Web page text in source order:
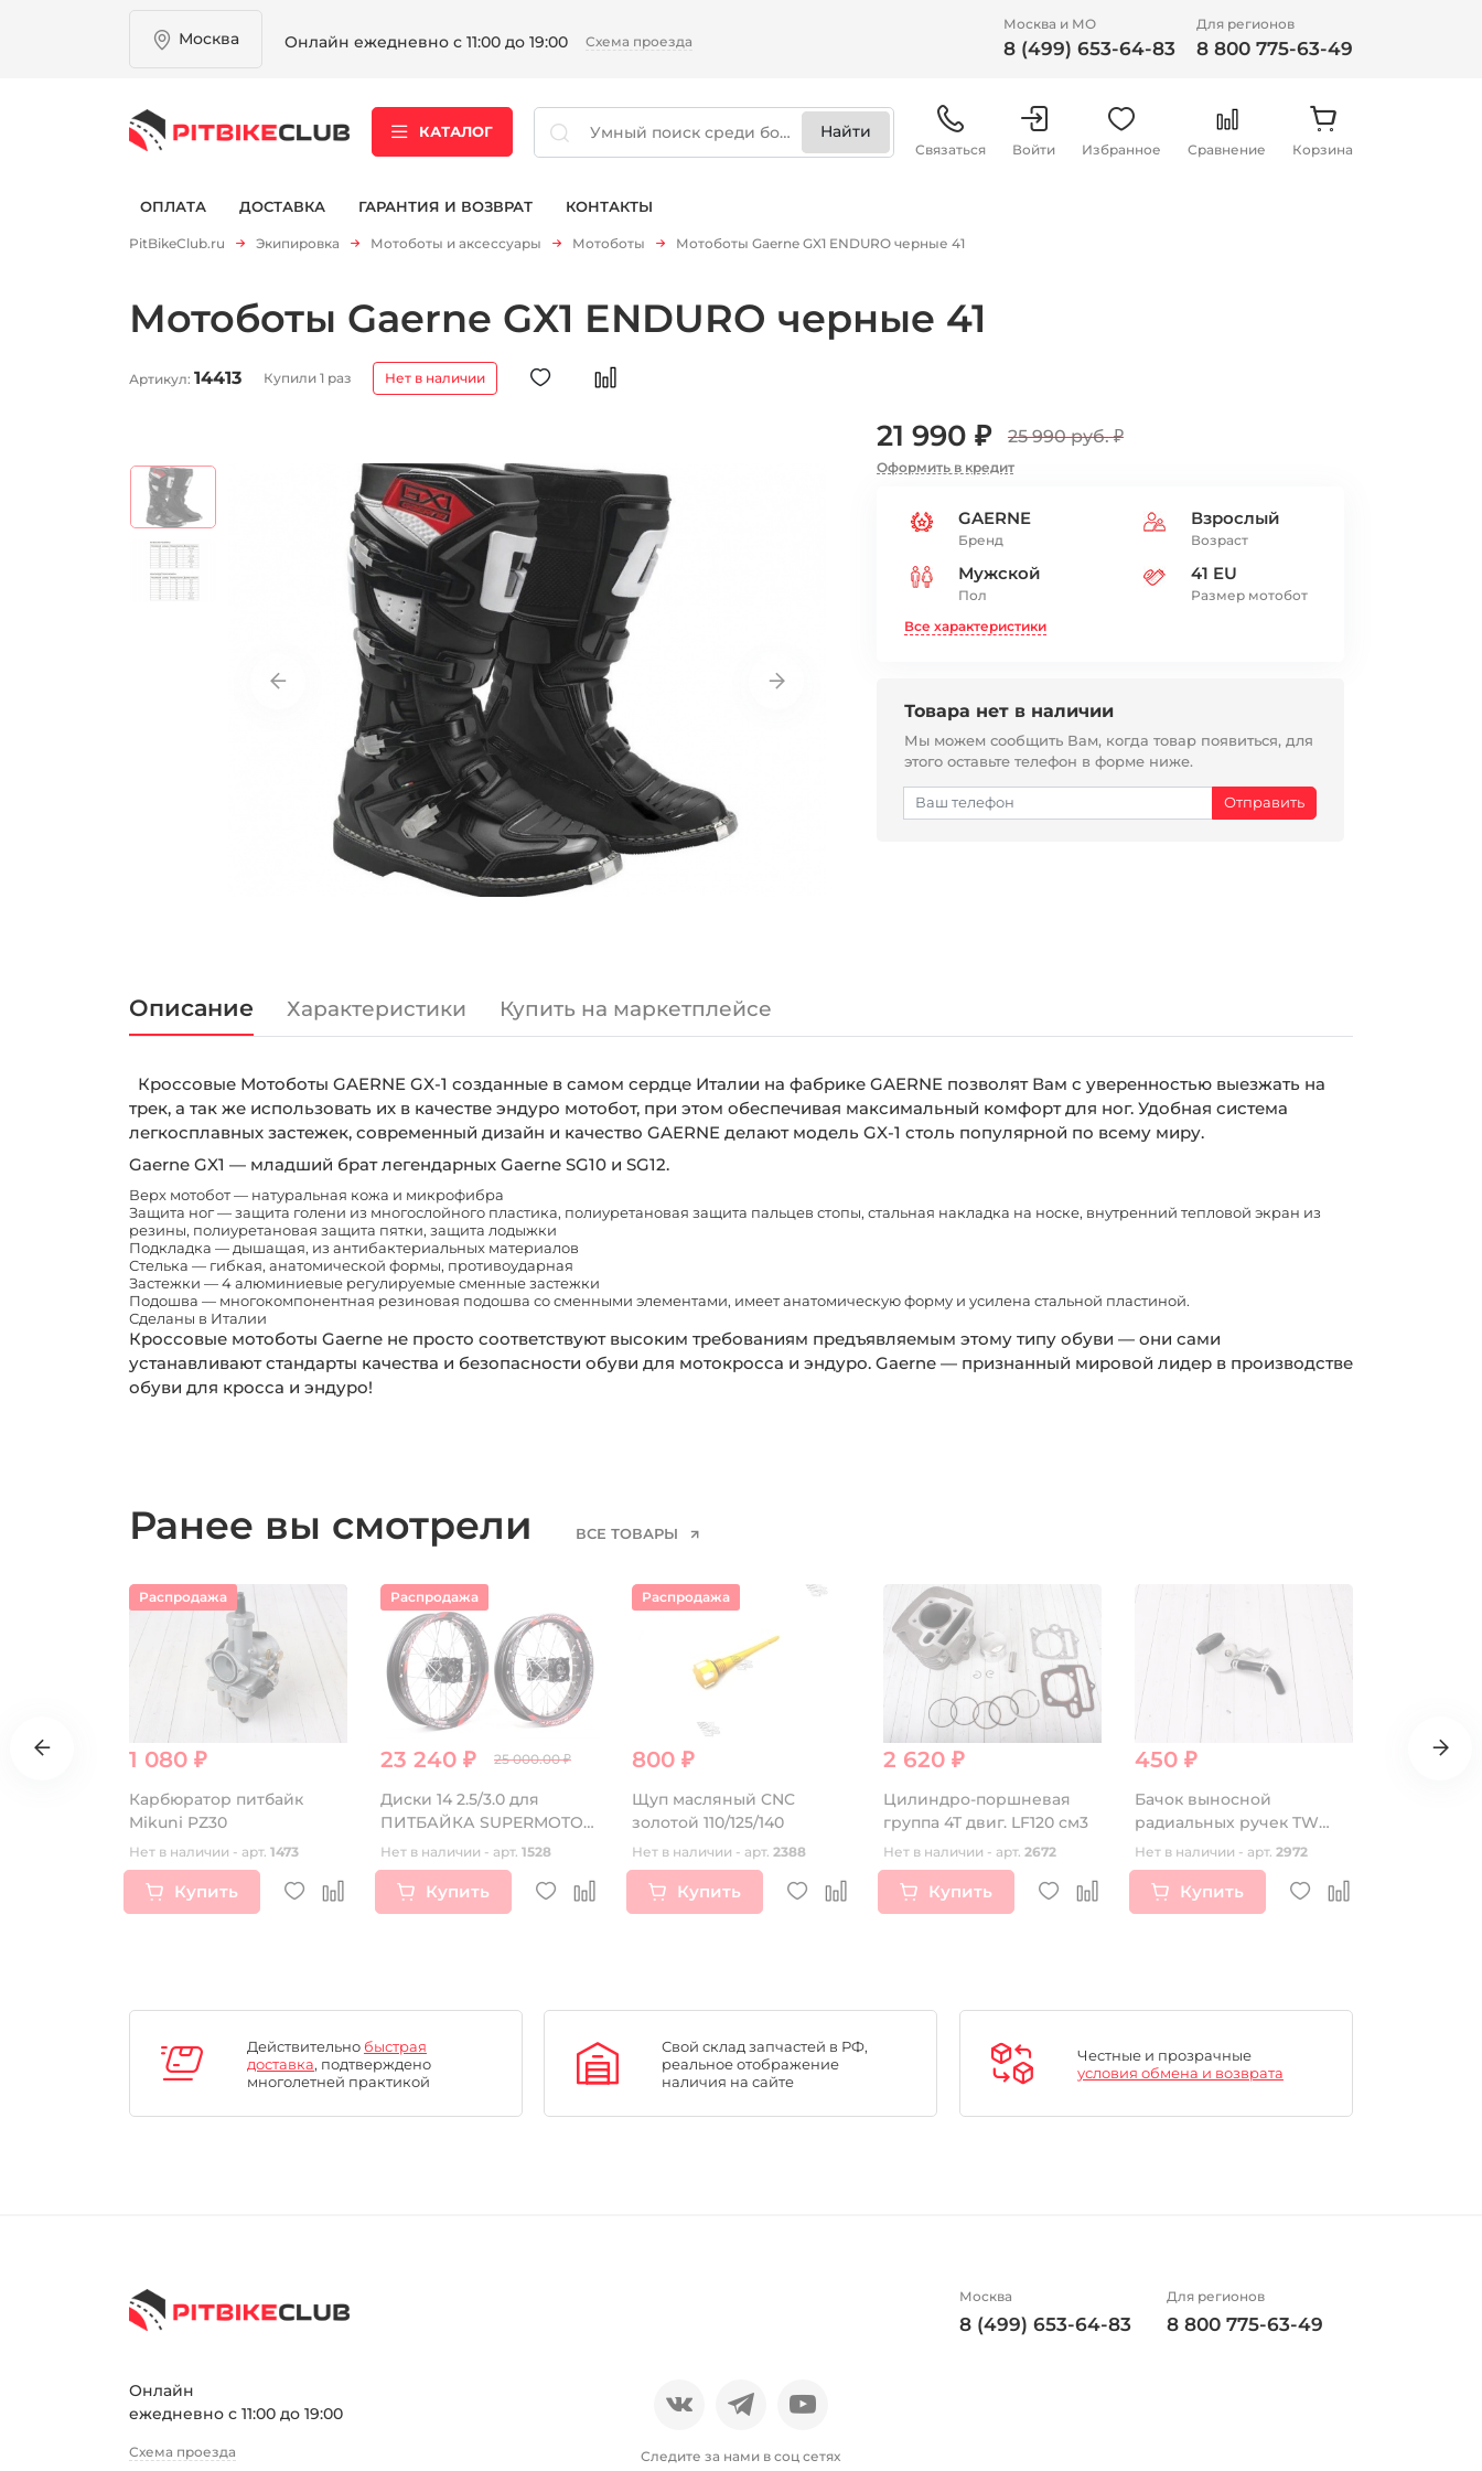
Москва Онлайн ежедневно с 11:00 до 19:00 Схема проезда
Москва и МО
8 (499) 653-64-83
Для регионов
8 800 775-63-49
КАТАЛОГ
Связаться Войти Избранное Сравнение Корзина
ОПЛАТА ДОСТАВКА ГАРАНТИЯ И ВОЗВРАТ КОНТАКТЫ
PitBikeClub.ru Экипировка Мотоботы и аксессуары Мотоботы Мотоботы Gaerne GX1 ENDURO черные 41
Мотоботы Gaerne GX1 ENDURO черные 41
Артикул: 14413 Купили 1 раз Нет в наличии
21 990 ₽ 25 990 руб.₽
Оформить в кредит
GAERNE
Бренд
Взрослый
Возраст
Мужской
Пол
41 EU
Размер мотобот
Все характеристики
Товара нет в наличии
Мы можем сообщить Вам, когда товар появиться, для
этого оставьте телефон в форме ниже.
Описание Характеристики Купить на маркетплейсе
Кроссовые Мотоботы GAERNE GX-1 созданные в самом сердце Италии на фабрике GAERNE позволят Вам с уверенностью выезжать на
трек, а так же использовать их в качестве эндуро мотобот, при этом обеспечивая максимальный комфорт для ног. Удобная система
легкосплавных застежек, современный дизайн и качество GAERNE делают модель GX-1 столь популярной по всему миру.
Gaerne GX1 — младший брат легендарных Gaerne SG10 и SG12.
Верх мотобот — натуральная кожа и микрофибра
Защита ног — защита голени из многослойного пластика, полиуретановая защита пальцев стопы, стальная накладка на носке, внутренний тепловой экран из
резины, полиуретановая защита пятки, защита лодыжки
Подкладка — дышащая, из антибактериальных материалов
Стелька — гибкая, анатомической формы, противоударная
Застежки — 4 алюминиевые регулируемые сменные застежки
Подошва — многокомпонентная резиновая подошва со сменными элементами, имеет анатомическую форму и усилена стальной пластиной.
Сделаны в Италии
Кроссовые мотоботы Gaerne не просто соответствуют высоким требованиям предъявляемым этому типу обуви — они сами
устанавливают стандарты качества и безопасности обуви для мотокросса и эндуро. Gaerne — признанный мировой лидер в производстве
обуви для кросса и эндуро!
Ранее вы смотрели ВСЕ ТОВАРЫ
Распродажа
1 080 ₽
Карбюратор питбайк
Mikuni PZ30
Нет в наличии - арт. 1473
Купить
Распродажа
23 240 ₽ 25 000.00 ₽
Диски 14 2.5/3.0 для
ПИТБАЙКА SUPERMOTO
RIDE IT черные
Нет в наличии - арт. 1528
Купить
Распродажа
800 ₽
Щуп масляный CNC
золотой 110/125/140
Нет в наличии - арт. 2388
Купить
2 620 ₽
Цилиндро-поршневая
группа 4T двиг. LF120 см3
Нет в наличии - арт. 2672
Купить
450 ₽
Бачок выносной
радиальных ручек TW
PRO
Нет в наличии - арт. 2972
Купить
725 ₽
Действительно быстрая
доставка, подтверждено
многолетней практикой
Свой склад запчастей в РФ,
реальное отображение
наличия на сайте
Честные и прозрачные
условия обмена и возврата
Москва
8 (499) 653-64-83
Для регионов
8 800 775-63-49
Онлайн
ежедневно с 11:00 до 19:00
Схема проезда Следите за нами в соц сетях